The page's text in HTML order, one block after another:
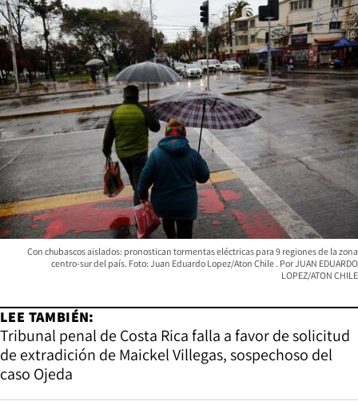
Con chubascos aislados: pronostican tormentas eléctricas para 9 regiones de la zona
centro-sur del país. Foto: Juan Eduardo Lopez/Aton Chile
JUAN EDUARDO
LOPEZ/ATON CHILE
LEE TAMBIÉN:
Tribunal penal de Costa Rica falla a favor de solicitud
de extradición de Maickel Villegas, sospechoso del
caso Ojeda